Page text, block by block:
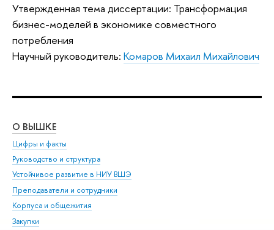
Утвержденная тема диссертации: Трансформация
бизнес-моделей в экономике совместного
потребления
Научный руководитель: Комаров Михаил Михайлович
О ВЫШКЕ
Цифры и факты
Руководство и структура
Устойчивое развитие в НИУ ВШЭ
Преподаватели и сотрудники
Корпуса и общежития
Закупки